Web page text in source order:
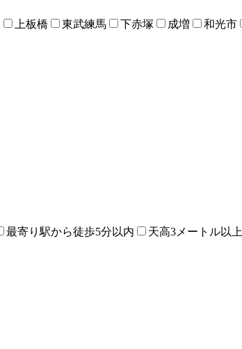
上板橋 東武練馬 下赤塚 成増 和光市
最寄り駅から徒歩5分以内 天高3メートル以上